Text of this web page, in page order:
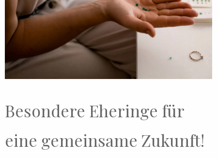
Besondere Eheringe für
eine gemeinsame Zukunft!